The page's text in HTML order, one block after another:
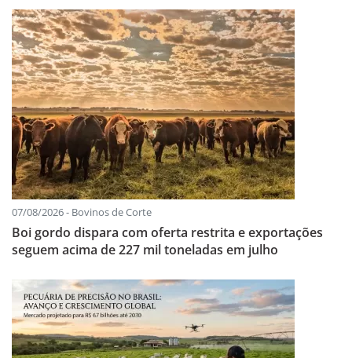
07/08/2026 - Bovinos de Corte
Boi gordo dispara com oferta restrita e exportações
seguem acima de 227 mil toneladas em julho